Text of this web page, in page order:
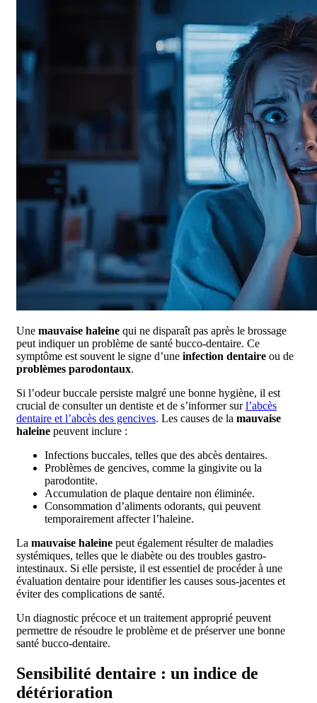
Une mauvaise haleine qui ne disparaît pas après le brossage
peut indiquer un problème de santé bucco-dentaire. Ce
symptôme est souvent le signe d’une infection dentaire ou de
problèmes parodontaux.
Si l’odeur buccale persiste malgré une bonne hygiène, il est
crucial de consulter un dentiste et de s’informer surl’abcès
dentaire et l’abcès des gencives. Les causes de la mauvaise
haleine peuvent inclure :
Infections buccales, telles que des abcès dentaires.
Problèmes de gencives, comme la gingivite ou la
parodontite.
Accumulation de plaque dentaire non éliminée.
Consommation d’aliments odorants, qui peuvent
temporairement affecter l’haleine.
La mauvaise haleine peut également résulter de maladies
systémiques, telles que le diabète ou des troubles gastro-
intestinaux. Si elle persiste, il est essentiel de procéder à une
évaluation dentaire pour identifier les causes sous-jacentes et
éviter des complications de santé.
Un diagnostic précoce et un traitement approprié peuvent
permettre de résoudre le problème et de préserver une bonne
santé bucco-dentaire.
Sensibilité dentaire : un indice de
détérioration